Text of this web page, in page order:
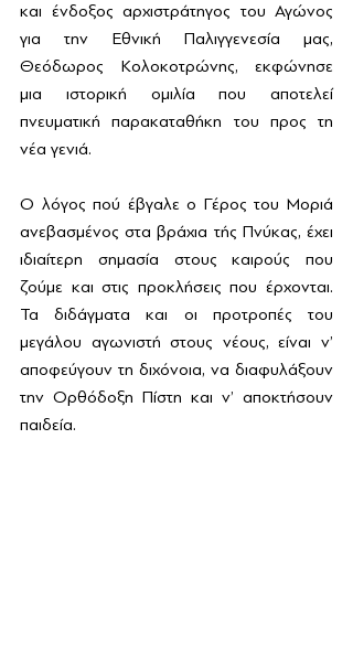
και ένδοξος αρχιστράτηγος του Αγώνος
για την Εθνική Παλιγγενεσία μας,
Θεόδωρος Κολοκοτρώνης, εκφώνησε
μια ιστορική ομιλία που αποτελεί
πνευματική παρακαταθήκη του προς τη
νέα γενιά.
Ο λόγος πού έβγαλε ο Γέρος του Μοριά
ανεβασμένος στα βράχια τής Πνύκας, έχει
ιδιαίτερη σημασία στους καιρούς που
ζούμε και στις προκλήσεις που έρχονται.
Τα διδάγματα και οι προτροπές του
μεγάλου αγωνιστή στους νέους, είναι ν’
αποφεύγουν τη διχόνοια, να διαφυλάξουν
την Ορθόδοξη Πίστη και ν’ αποκτήσουν
παιδεία.